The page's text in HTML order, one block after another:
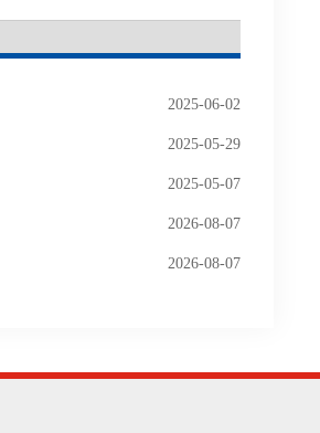
2025-06-02
2025-05-29
2025-05-07
2026-08-07
2026-08-07